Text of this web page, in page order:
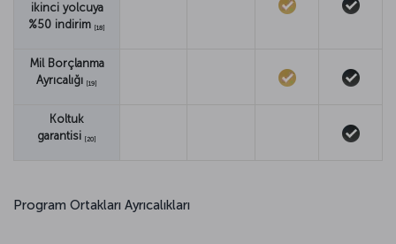
ikinci yolcuya
%50 indirim [18]
Mil Borçlanma
Ayrıcalığı [19]
Koltuk
garantisi [20]
Program Ortakları Ayrıcalıkları